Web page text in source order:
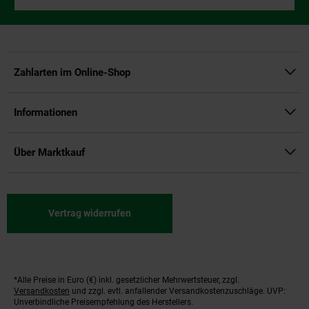
Zahlarten im Online-Shop
Informationen
Über Marktkauf
Vertrag widerrufen
Fußnoten
*Alle Preise in Euro (€) inkl. gesetzlicher Mehrwertsteuer, zzgl.
Versandkosten und zzgl. evtl. anfallender Versandkostenzuschläge. UVP:
Unverbindliche Preisempfehlung des Herstellers.